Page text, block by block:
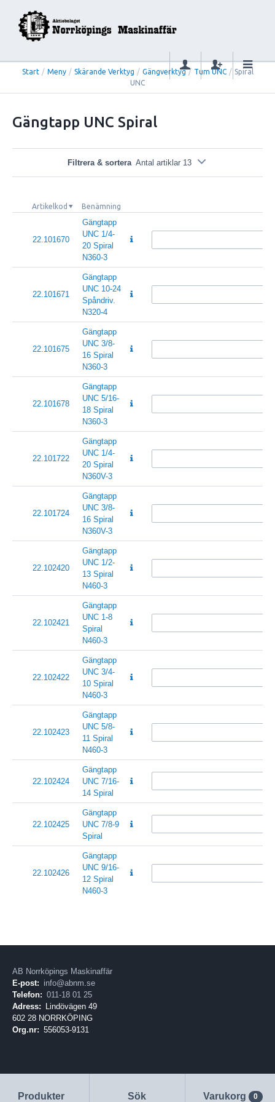
Produkter Sök Varukorg 0
Start / Meny / Skärande Verktyg / Gängverktyg / Tum UNC / Spiral
UNC
Gängtapp UNC Spiral
Filtrera & sortera Antal artiklar 13
Artikelkod Benämning
22.101670
Gängtapp
UNC 1/4-
20 Spiral
N360-3
22.101671
Gängtapp
UNC 10-24
Spåndriv.
N320-4
22.101675
Gängtapp
UNC 3/8-
16 Spiral
N360-3
22.101678
Gängtapp
UNC 5/16-
18 Spiral
N360-3
22.101722
Gängtapp
UNC 1/4-
20 Spiral
N360V-3
22.101724
Gängtapp
UNC 3/8-
16 Spiral
N360V-3
22.102420
Gängtapp
UNC 1/2-
13 Spiral
N460-3
22.102421
Gängtapp
UNC 1-8
Spiral
N460-3
22.102422
Gängtapp
UNC 3/4-
10 Spiral
N460-3
22.102423
Gängtapp
UNC 5/8-
11 Spiral
N460-3
22.102424
Gängtapp
UNC 7/16-
14 Spiral
22.102425
Gängtapp
UNC 7/8-9
Spiral
22.102426
Gängtapp
UNC 9/16-
12 Spiral
N460-3
AB Norrköpings Maskinaffär
E-post: info@abnm.se
Telefon: 011-18 01 25
Adress:
Lindövägen 49
602 28 NORRKÖPING
Org.nr: 556053-9131